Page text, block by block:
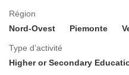
Région
Nord-Ovest
Piemonte
Type d’activité
Higher or Secondary